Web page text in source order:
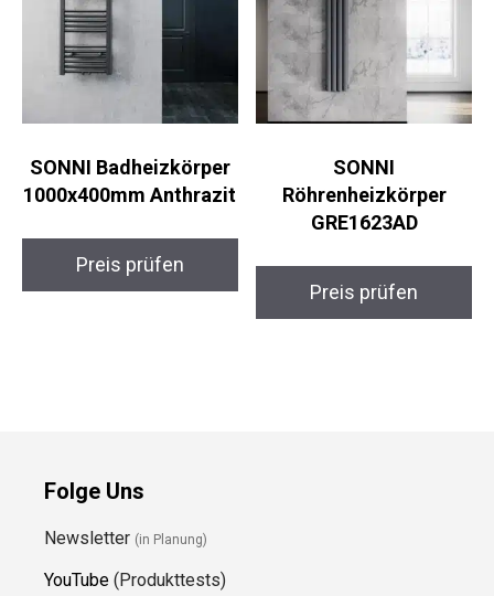
SONNI Badheizkörper
1000x400mm Anthrazit
Preis prüfen
SONNI
Röhrenheizkörper
GRE1623AD
Preis prüfen
Folge Uns
Newsletter (in Planung)
YouTube (Produkttests)